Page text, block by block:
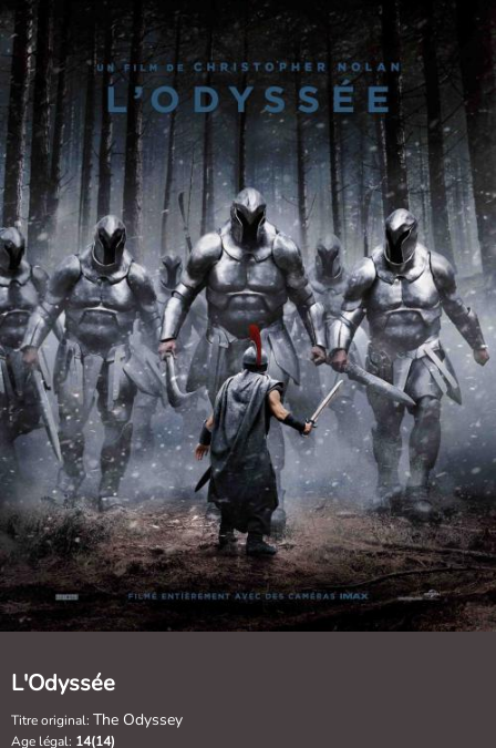
L'Odyssée
Titre original: The Odyssey
Age légal: 14(14)